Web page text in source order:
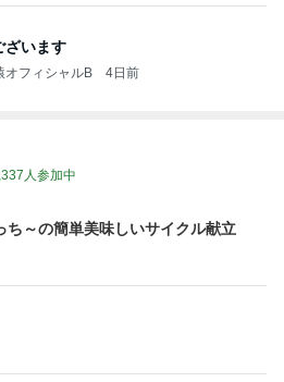
ざいます
オフィシャルB 4日前
人参加中
ち～の簡単美味しいサイクル献立